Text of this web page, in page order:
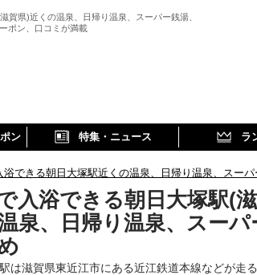
賀県)近くの温泉、日帰り温泉、スーパー銭湯、
ポン、口コミが満載
ン 特集・ニュース ラ
浴できる朝日大塚駅近くの温泉、日帰り温泉、スー
入浴できる朝日大塚駅(
泉、日帰り温泉、スーパ
は滋賀県東近江市にある近江鉄道本線などが走